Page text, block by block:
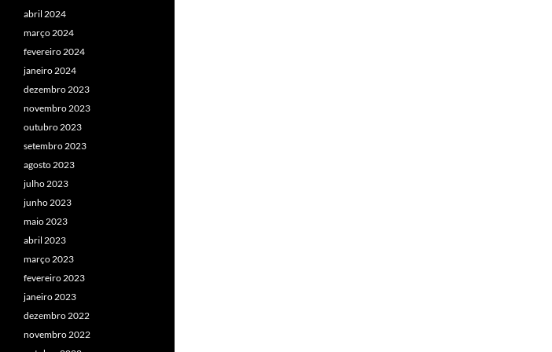
abril 2024
março 2024
fevereiro 2024
janeiro 2024
dezembro 2023
novembro 2023
outubro 2023
setembro 2023
agosto 2023
julho 2023
junho 2023
maio 2023
abril 2023
março 2023
fevereiro 2023
janeiro 2023
dezembro 2022
novembro 2022